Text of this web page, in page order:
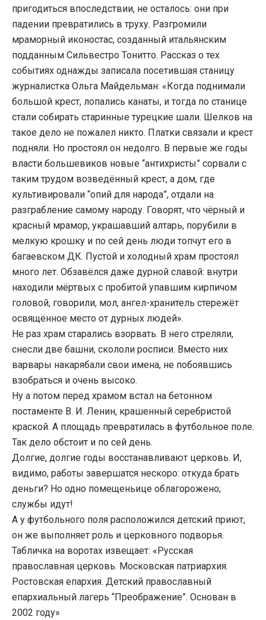
пригодиться впоследствии, не осталось: они при
падении превратились в труху. Разгромили
мраморный иконостас, созданный итальянским
подданным Сильвестро Тонитто. Рассказ о тех
событиях однажды записала посетившая станицу
журналистка Ольга Майдельман: «Когда поднимали
большой крест, лопались канаты, и тогда по станице
стали собирать старинные турецкие шали. Шелков на
такое дело не пожалел никто. Платки связали и крест
подняли. Но простоял он недолго. В первые же годы
власти большевиков новые “антихристы” сорвали с
таким трудом возведённый крест, а дом, где
культивировали “опий для народа”, отдали на
разграбление самому народу. Говорят, что чёрный и
красный мрамор, украшавший алтарь, порубили в
мелкую крошку и по сей день люди топчут его в
багаевском ДК. Пустой и холодный храм простоял
много лет. Обзавёлся даже дурной славой: внутри
находили мёртвых с пробитой упавшим кирпичом
головой, говорили, мол, ангел-хранитель стережёт
освящённое место от дурных людей».
Не раз храм старались взорвать. В него стреляли,
снесли две башни, скололи росписи. Вместо них
варвары накарябали свои имена, не побоявшись
взобраться и очень высоко.
Ну а потом перед храмом встал на бетонном
постаменте В. И. Ленин, крашенный серебристой
краской. А площадь превратилась в футбольное поле.
Так дело обстоит и по сей день.
Долгие, долгие годы восстанавливают церковь. И,
видимо, работы завершатся нескоро: откуда брать
деньги? Но одно помещеньице облагорожено;
службы идут!
А у футбольного поля расположился детский приют,
он же выполняет роль и церковного подворья.
Табличка на воротах извещает: «Русская
православная церковь. Московская патриархия.
Ростовская епархия. Детский православный
епархиальный лагерь “Преображение”. Основан в
2002 году»